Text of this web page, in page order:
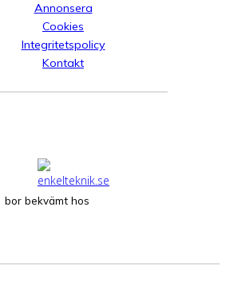
Annonsera
Cookies
Integritetspolicy
Kontakt
bor bekvämt hos